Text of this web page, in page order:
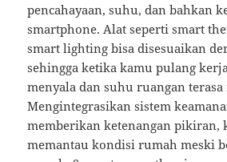
pencahayaan, suhu, dan bahkan
smartphone. Alat seperti smart
smart lighting bisa disesuaikan
sehingga ketika kamu pulang
menyala dan suhu ruangan terasa
Mengintegrasikan sistem
memberikan ketenangan pikiran,
memantau kondisi rumah meski